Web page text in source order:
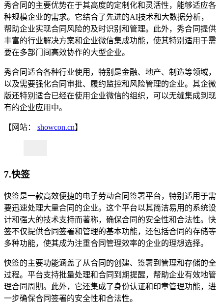
秀合同的主要优势在于其高度的定制化和灵活性，能够适应各
种规模企业的需求。它结合了先进的AI技术和大数据分析，
帮助企业实现合同风险的及时识别和管理。此外，秀合同提供
丰富的行业解决方案和企业微信集成功能，使其特别适用于需
要在多部门间高效协作的大型企业。
秀合同适合各种行业使用，特别是金融、地产、制造等领域，
以及需要强化合同审批、履约监控和风险管理的企业。其企微
版还特别适合已经在使用企业微信的组织，可以无缝集成到现
有的企业应用中。
【网站： showcon.cn】
7.快签
快签是一款高效便捷的电子劳动合同签署平台，特别适用于需
要迅速处理大量合同的企业。这个平台以其简洁易用的系统设
计和强大的技术支持而著称，确保合同的安全性和合法性。快
签不仅提供合同签署和管理的基本功能，还包括合同的存储等
多种功能，使其成为注重合同管理效率的企业的理想选择。
快签的主要功能涵盖了从合同的创建、签署到管理和存储的全
过程。平台支持批量处理和合同到期提醒，帮助企业有效地管
理合同周期。此外，它还集成了身份认证和印章管理功能，进
一步确保合同签署的安全性和合法性。